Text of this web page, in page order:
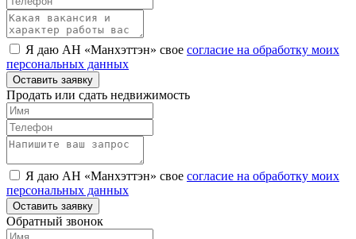
Я даю АН «Манхэттэн» свое согласие на обработку моих
персональных данных
Оставить заявку
Продать или сдать недвижимость
Я даю АН «Манхэттэн» свое согласие на обработку моих
персональных данных
Оставить заявку
Обратный звонок